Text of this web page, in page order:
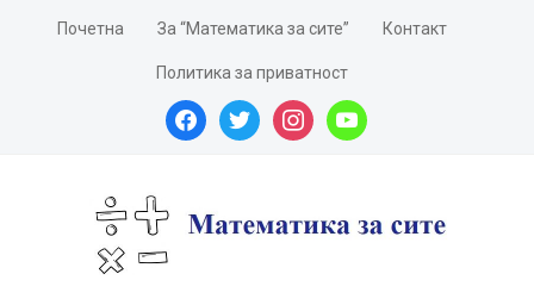
Почетна За “Математика за сите” Контакт
Политика за приватност
facebooktwitter instagramyoutube